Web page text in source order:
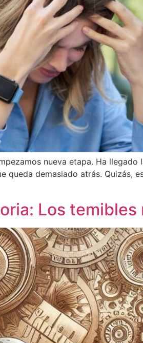
nueva etapa. Ha
queda demasiado atrás. Quizás,
Los temibles